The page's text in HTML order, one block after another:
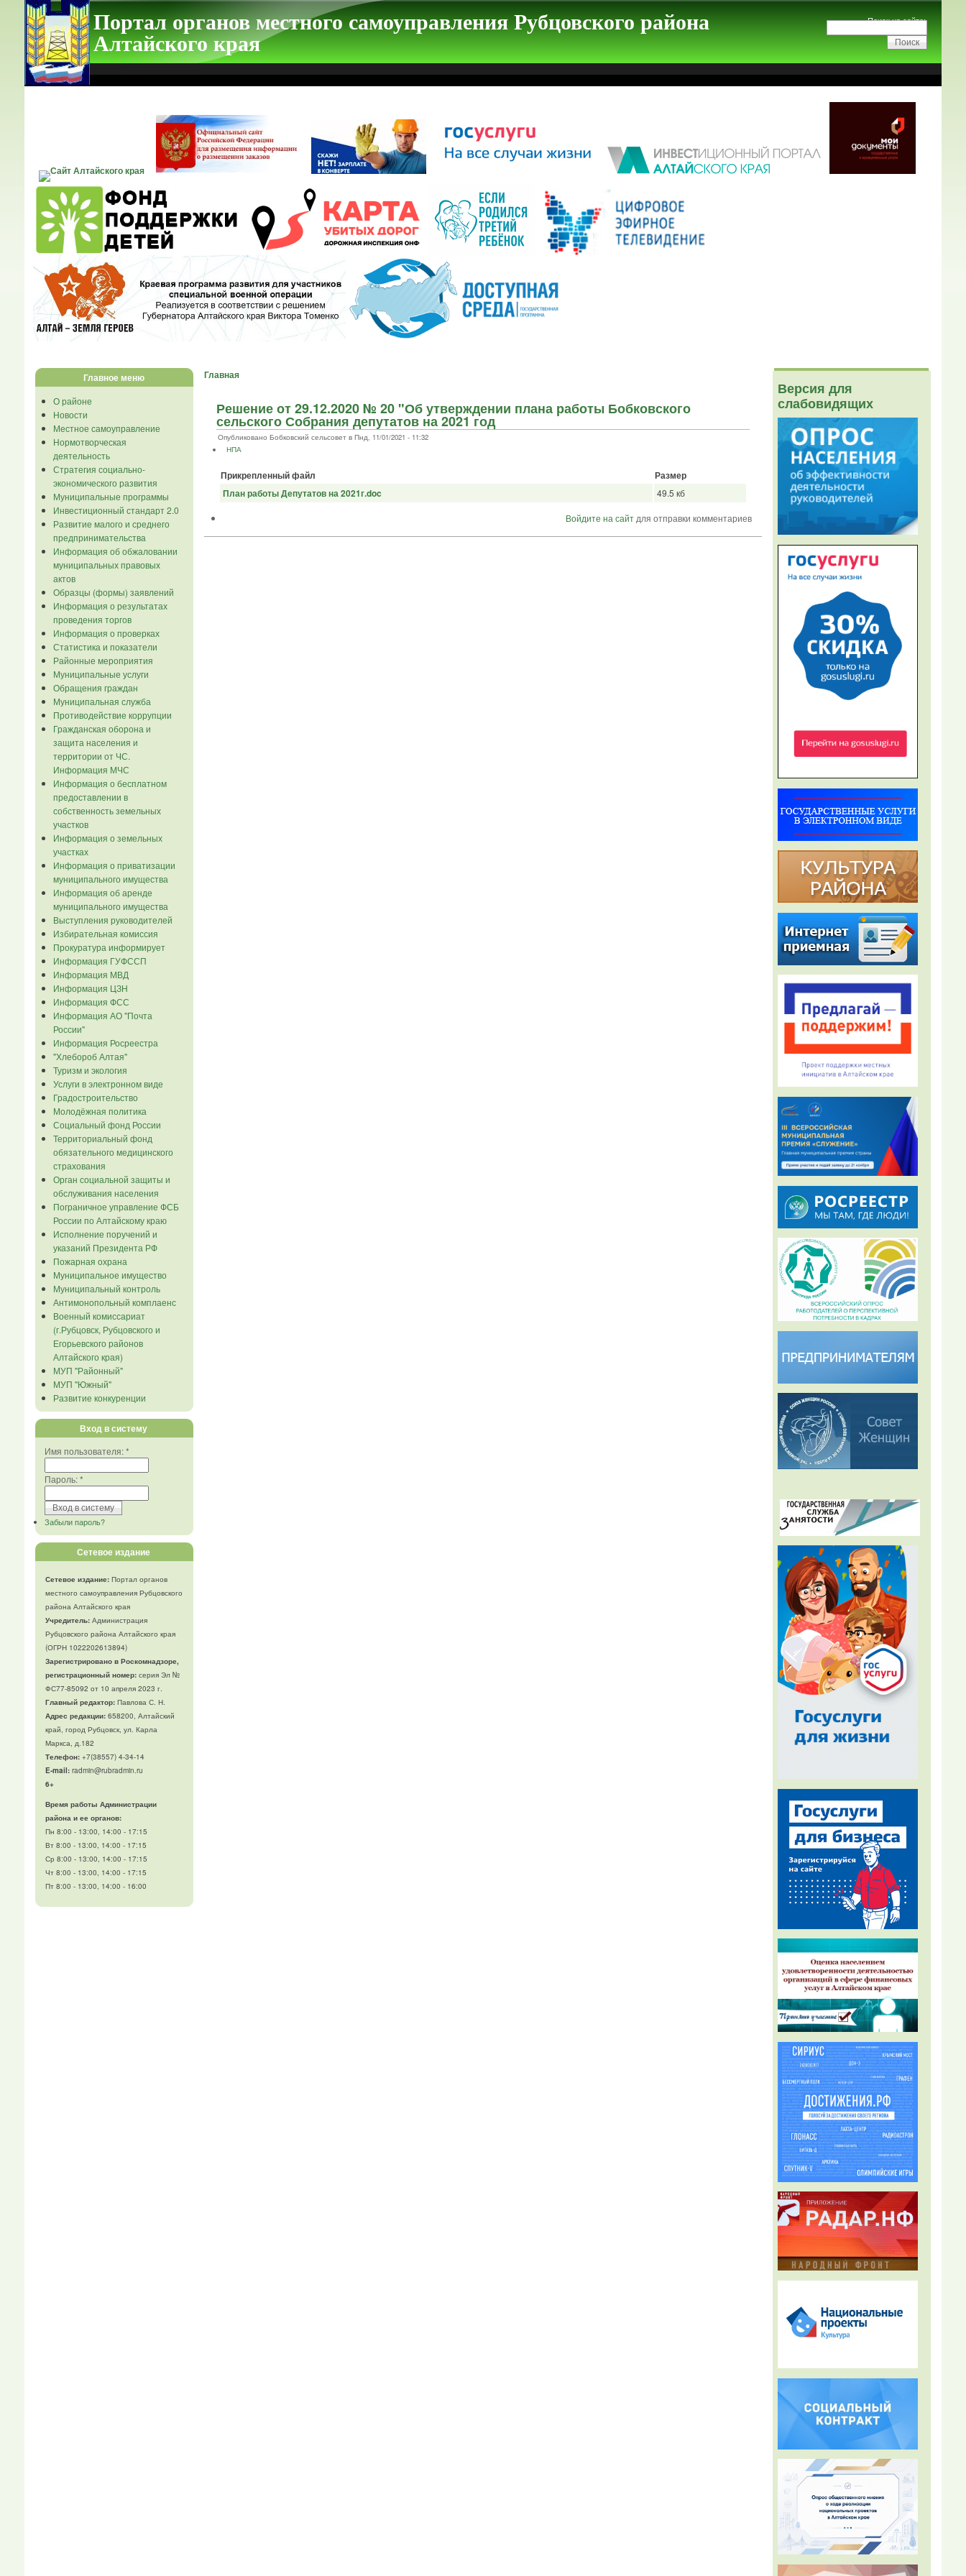
Портал органов местного самоуправления Рубцовского района
Алтайского края
Поиск на сайте:
Главное меню
О районе
Новости
Местное самоуправление
Нормотворческая
деятельность
Стратегия социально-
экономического развития
Муниципальные программы
Инвестиционный стандарт 2.0
Развитие малого и среднего
предпринимательства
Информация об обжаловании
муниципальных правовых
актов
Образцы (формы) заявлений
Информация о результатах
проведения торгов
Информация о проверках
Статистика и показатели
Районные мероприятия
Муниципальные услуги
Обращения граждан
Муниципальная служба
Противодействие коррупции
Гражданская оборона и
защита населения и
территории от ЧС.
Информация МЧС
Информация о бесплатном
предоставлении в
собственность земельных
участков
Информация о земельных
участках
Информация о приватизации
муниципального имущества
Информация об аренде
муниципального имущества
Выступления руководителей
Избирательная комиссия
Прокуратура информирует
Информация ГУФССП
Информация МВД
Информация ЦЗН
Информация ФСС
Информация АО "Почта
России"
Информация Росреестра
"Хлебороб Алтая"
Туризм и экология
Услуги в электронном виде
Градостроительство
Молодёжная политика
Социальный фонд России
Территориальный фонд
обязательного медицинского
страхования
Орган социальной защиты и
обслуживания населения
Пограничное управление ФСБ
России по Алтайскому краю
Исполнение поручений и
указаний Президента РФ
Пожарная охрана
Муниципальное имущество
Муниципальный контроль
Антимонопольный комплаенс
Военный комиссариат
(г.Рубцовск, Рубцовского и
Егорьевского районов
Алтайского края)
МУП "Районный"
МУП "Южный"
Развитие конкуренции
Вход в систему
Имя пользователя:*
Пароль:*
Забыли пароль?
Сетевое издание
Сетевое издание:Портал органов
местного самоуправления Рубцовского
района Алтайского края
Учредитель:Администрация
Рубцовского района Алтайского края
(ОГРН 1022202613894)
Зарегистрировано в Роскомнадзоре,
регистрационный номер:серия Эл №
ФС77-85092 от 10 апреля 2023 г.
Главный редактор:Павлова С. Н.
Адрес редакции:658200, Алтайский
край, город Рубцовск, ул. Карла
Маркса, д.182
Телефон:+7(38557) 4-34-14
E-mail:radmin@rubradmin.ru
6+
Время работы Администрации
района и ее органов:
Пн 8:00 - 13:00, 14:00 - 17:15
Вт 8:00 - 13:00, 14:00 - 17:15
Ср 8:00 - 13:00, 14:00 - 17:15
Чт 8:00 - 13:00, 14:00 - 17:15
Пт 8:00 - 13:00, 14:00 - 16:00
Главная
Решение от 29.12.2020 № 20 "Об утверждении плана работы Бобковского
сельского Собрания депутатов на 2021 год
Опубликовано Бобковский сельсовет в Пнд, 11/01/2021 - 11:32
НПА
Прикрепленный файл
Размер
План работы Депутатов на 2021г.doc
49.5 кб
Войдите на сайтдля отправки комментариев
Версия для
слабовидящих